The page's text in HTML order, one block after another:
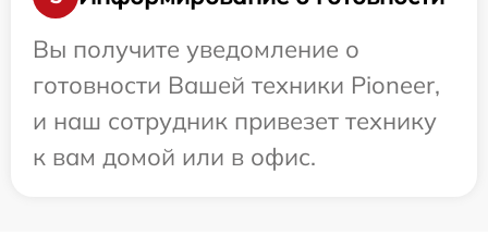
Вы получите уведомление о
готовности Вашей техники Pioneer,
и наш сотрудник привезет технику
к вам домой или в офис.